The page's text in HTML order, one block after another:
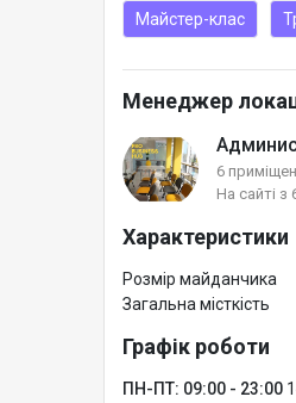
● звуковые
ОСНАЩЕНИЕ
● Wi-Fi
● Кондиционер
● Мощный проектор
● Компьютер для
● Кулер с
● Веб-камеры
Майстер-клас
Менеджер
6
На сайті з
Характеристики
Розмір майданчика
Загальна місткість
Графік роботи
ПН-ПТ: 09:00 - 23:00